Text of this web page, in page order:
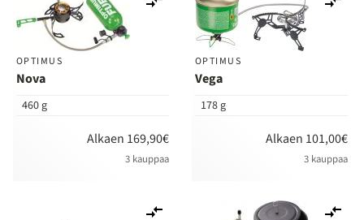
OPTIMUS
Nova
460 g
Alkaen 169,90€
3 kauppaa
vertailuun
OPTIMUS
Vega
178 g
Alkaen 101,00€
3 kauppaa